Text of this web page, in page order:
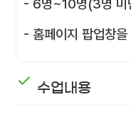
- 6명~10명(3명 미
- 홈페이지 팝업창
수업내용